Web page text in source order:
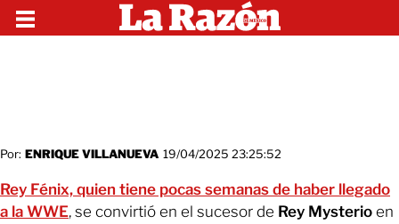
Por: ENRIQUE VILLANUEVA 19/04/2025 23:25:52
Rey Fénix, quien tiene pocas semanas de haber llegado
a la WWE, se convirtió en el sucesor de Rey Mysterio en